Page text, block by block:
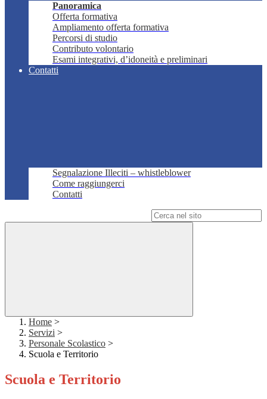
Panoramica
Offerta formativa
Ampliamento offerta formativa
Percorsi di studio
Contributo volontario
Esami integrativi, d’idoneità e preliminari
Contatti
Segnalazione Illeciti – whistleblower
Come raggiungerci
Contatti
Home >
Servizi >
Personale Scolastico >
Scuola e Territorio
Scuola e Territorio